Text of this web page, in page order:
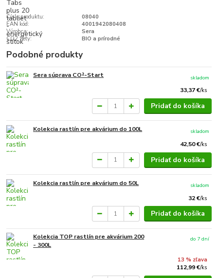
Číslo produktu:
08040
EAN kód:
4001942080408
Výrobca:
Sera
CO2 Sety:
BIO a prírodné
Podobné produkty
Sera súprava CO²-Start
33,37 €/ks
skladom
Pridať do košíka
Kolekcia rastlín pre akvárium do 100L
42,50 €/ks
skladom
Pridať do košíka
Kolekcia rastlín pre akvárium do 50L
32 €/ks
skladom
Pridať do košíka
Kolekcia TOP rastlín pre akvárium 200
- 300L
13 % zľava
112,99 €/ks
do 7 dní